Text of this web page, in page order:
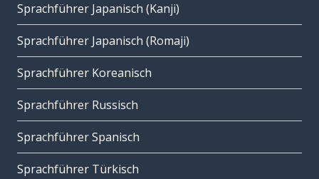
Sprachführer Japanisch (Kanji)
Sprachführer Japanisch (Romaji)
Sprachführer Koreanisch
Sprachführer Russisch
Sprachführer Spanisch
Sprachführer Türkisch